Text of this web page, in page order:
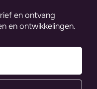
en ontvang
en ontwikkelingen.